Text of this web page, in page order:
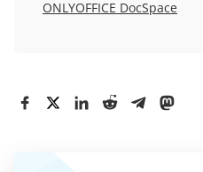
ONLYOFFICE DocSpace